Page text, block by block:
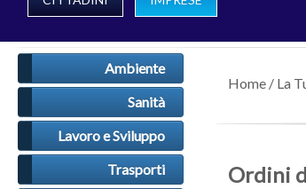
Ambiente
Sanità
Lavoro e Sviluppo
Trasporti
Home / La
Ordini